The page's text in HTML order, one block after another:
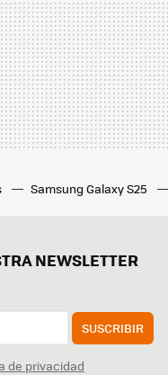
Samsung Galaxy S25
NEWSLETTER
SUSCRIBIR
de privacidad